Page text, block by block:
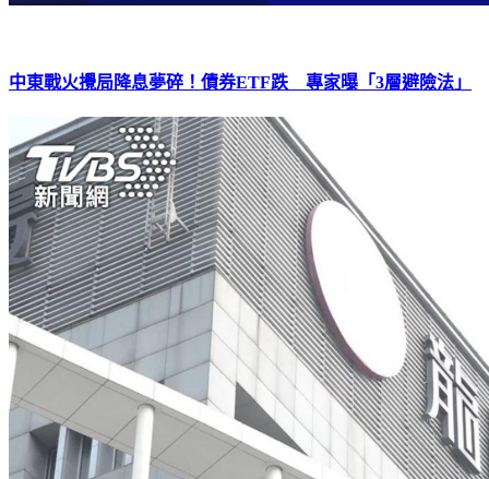
中東戰火攪局降息夢碎！債券ETF跌 專家曝「3層避險法」